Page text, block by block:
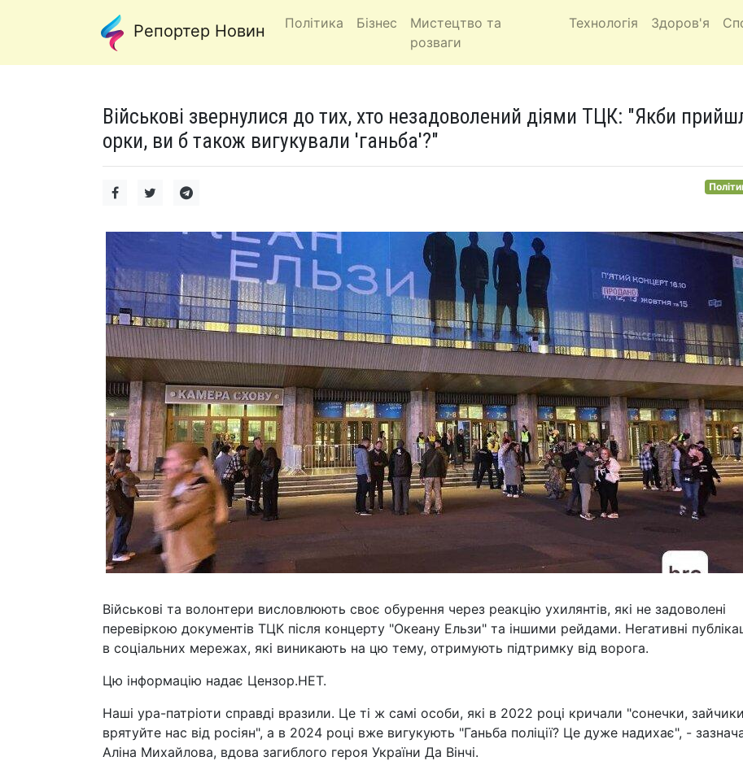
Репортер Новин Політика Бізнес
Мистецтво та
розваги
Технологія Здоров'я
Військові звернулися до тих, хто незадоволений діями ТЦК: "Якби
орки, ви б також вигукували 'ганьба'?"
Військові та волонтери висловлюють своє обурення через реакцію ухилянтів, які не задоволені
перевіркою документів ТЦК після концерту "Океану Ельзи" та іншими рейдами. Негативні
в соціальних мережах, які виникають на цю тему, отримують підтримку від ворога.
Цю інформацію надає Цензор.НЕТ.
Наші ура-патріоти справді вразили. Це ті ж самі особи, які в 2022 році кричали "сонечки,
врятуйте нас від росіян", а в 2024 році вже вигукують "Ганьба поліції? Це дуже надихає", -
Аліна Михайлова, вдова загиблого героя України Да Вінчі.